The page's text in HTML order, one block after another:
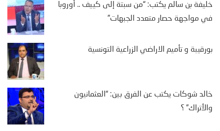
خليفة بن سالم يكتب: “من سبتة إلى كييف .. أوروبا
في مواجهة حصار متعدد الجبهات”
بورقيبة و تأميم الاراضي الزراعية التونسية
خالد شوكات يكتب عن الفرق بين: “العثمانيون
والأتراك” ؟